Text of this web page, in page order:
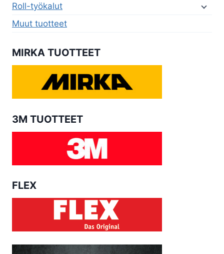
Roll-työkalut
Muut tuotteet
MIRKA TUOTTEET
3M TUOTTEET
FLEX